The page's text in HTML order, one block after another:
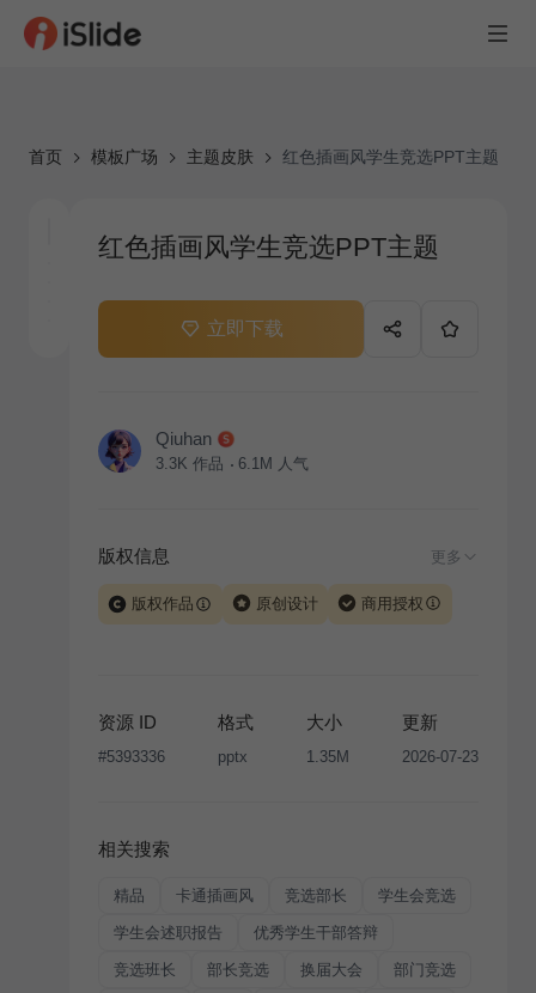
首页 模板广场 主题皮肤 红色插画风学生竞选PPT主题
红色插画风学生竞选PPT主题
立即下载
Qiuhan
3.3K 作品 6.1M 人气
版权信息 更多
版权作品 原创设计 商用授权
版权声明
条款，禁止任何形式的转让、出售或出租，未
经投权许可任何人不得擅自转载和分发，否则将接照我
资源 ID
#5393336
格式
pptx
大小
1.35M
更新
2026-07-23
相关搜索
精品 卡通插画风 竞选部长 学生会竞选
学生会述职报告 优秀学生干部答辩
竞选班长 部长竞选 换届大会 部门竞选